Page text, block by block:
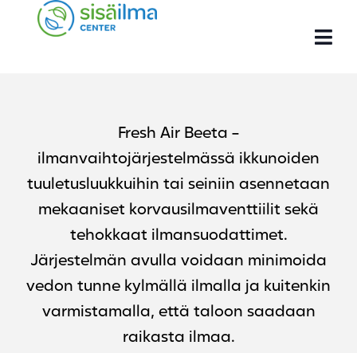
Fresh Air Beeta -
ilmanvaihtojärjestelmässä ikkunoiden
tuuletusluukkuihin tai seiniin asennetaan
mekaaniset korvausilmaventtiilit sekä
tehokkaat ilmansuodattimet.
Järjestelmän avulla voidaan minimoida
vedon tunne kylmällä ilmalla ja kuitenkin
varmistamalla, että taloon saadaan
raikasta ilmaa.